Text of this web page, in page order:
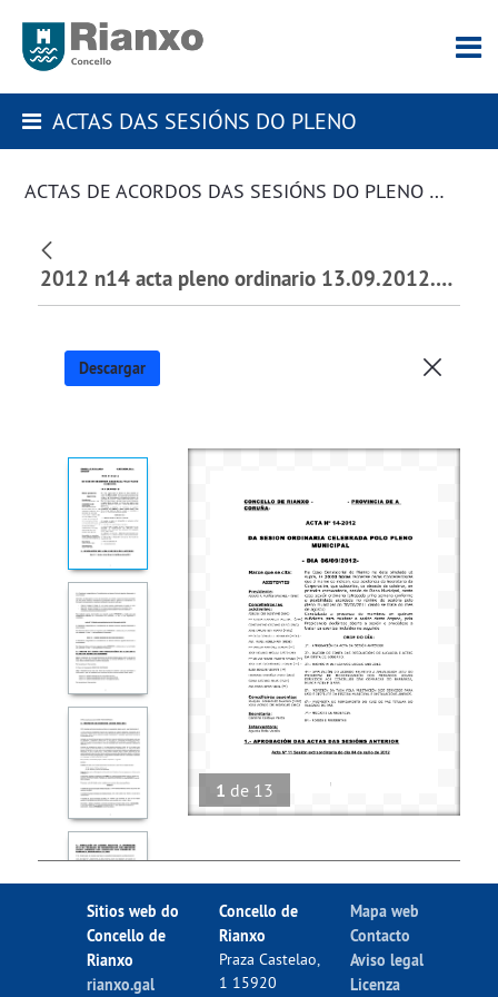
ACTAS DAS SESIÓNS DO PLENO
ACTAS DE ACORDOS DAS SESIÓNS DO PLENO DA CORPORACIÓN
2012 n14 acta pleno ordinario 13.09.2012.pdf
Descargar
1 de 13
Sitios web do
Concello de
Rianxo
rianxo.gal
Concello de
Rianxo
Praza Castelao,
1 15920
Mapa web
Contacto
Aviso legal
Licenza